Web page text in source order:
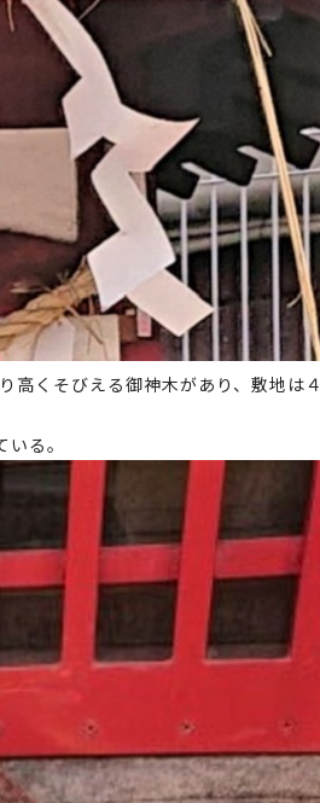
くそびえる御神木があり、敷地は４
る。